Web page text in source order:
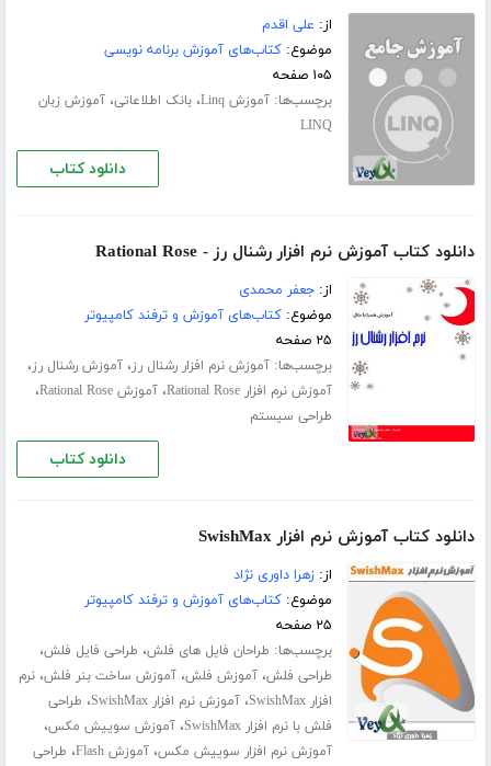
از: علی اقدم
موضوع:کتاب‌های آموزش برنامه نویسی
۱۰۵ صفحه
برچسب‌ها:آموزش Linq ،بانک اطلاعاتی،آموزش زبان
LINQ
دانلود کتاب
دانلود کتاب آموزش نرم افزار رشنال رز - Rational Rose
از:جعفر محمدی
موضوع:کتاب‌های آموزش و ترفند کامپیوتر
۲۵ صفحه
برچسب‌ها:آموزش نرم افزار رشنال رز،آموزش رشنال رز،
آموزش نرم افزار Rational Rose ،آموزش Rational Rose ،
طراحی سیستم
دانلود کتاب
دانلود کتاب آموزش نرم افزار SwishMax
از:زهرا داوری نژاد
موضوع:کتاب‌های آموزش و ترفند کامپیوتر
۲۵ صفحه
برچسب‌ها: طراحان فایل های فلش، طراحی فایل فلش،
طراحی فلش،آموزش فلش،آموزش ساخت بنر فلش،نرم
افزار SwishMax
،آموزش نرم افزار SwishMax ، طراحی
فلش با نرم افزار SwishMax
،آموزش سوییش مکس،
آموزش نرم افزار سوییش مکس،آموزش Flash ، طراحی